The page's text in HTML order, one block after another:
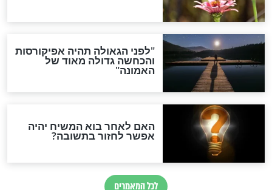
למירון? כל
ההילולה הגדולה
שהשם נותן, אנחנו מודים":
הלל ויגל הי"ד
חדשות יהדות
הותר לפרסום: לוחמי מילואים